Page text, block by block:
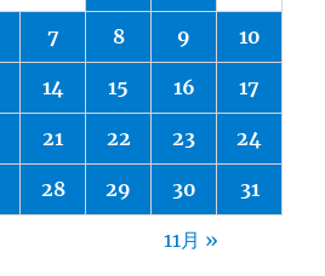
7 8 9 10
14 15 16 17
21 22 23 24
28 29 30 31
11月 »